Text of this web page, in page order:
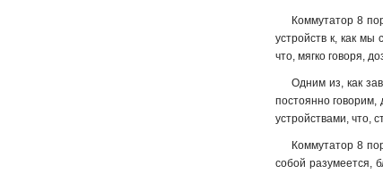
Коммутатор 8
устройств к, как
что, мягко говоря,
Одним из, как
постоянно говорим,
устройствами, что,
Коммутатор 8
собой разумеется,